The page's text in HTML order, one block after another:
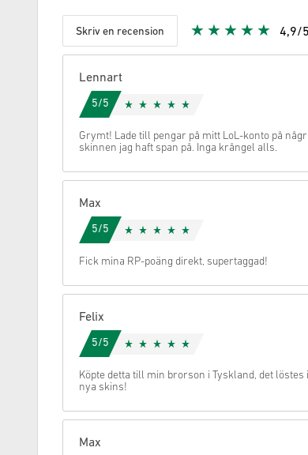
Skriv en recension 4,9/5
Avbryt
Lennart
5/5
Grymt! Lade till pengar på mitt LoL-konto på
skinnen jag haft span på. Inga krångel alls.
Max
5/5
Fick mina RP-poäng direkt, supertaggad!
Felix
5/5
Köpte detta till min brorson i Tyskland, det
nya skins!
Max